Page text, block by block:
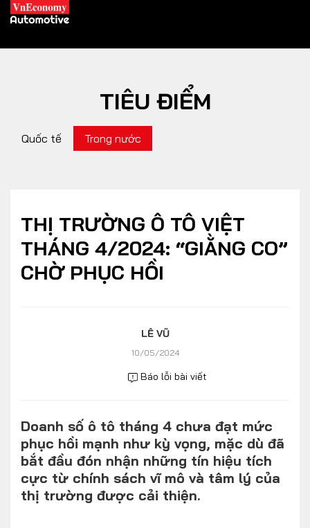
XE XANH
Xe điện
THỊ TRƯỜNG XE DOANH NGHIỆP
Infographics
Album ảnh
Video
TIÊU ĐIỂM
Quốc tế Trong nước
THỊ TRƯỜNG Ô TÔ VIỆT
THÁNG 4/2024: “GIẰNG CO”
CHỜ PHỤC HỒI
LÊ VŨ
10/05/2024
Báo lỗi bài viết
Doanh số ô tô tháng 4 chưa đạt mức
phục hồi mạnh như kỳ vọng, mặc dù đã
bắt đầu đón nhận những tín hiệu tích
cực từ chính sách vĩ mô và tâm lý của
thị trường được cải thiện.